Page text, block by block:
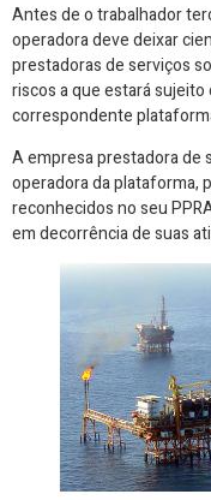
Antes de o trabalhador
operadora deve deixar
prestadoras de serviços
riscos a que estará
correspondente
A empresa prestadora de
operadora da plataforma,
reconhecidos no seu
em decorrência de suas